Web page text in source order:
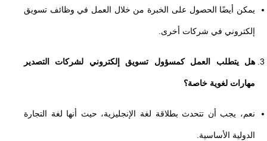
يمكن أيضًا الحصول على الخبرة من خلال العمل في وظائف تسويق
إلكتروني في شركات أخرى.
هل يتطلب العمل كمسؤول تسويق إلكتروني لشركات التصدير
مهارات لغوية خاصة؟
نعم، يجب أن تتحدث بطلاقة لغة الإنجليزية، حيث أنها لغة التجارة
الدولية الأساسية.